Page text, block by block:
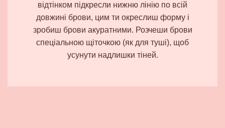
відтінком підкресли нижню лінію по всій
довжині брови, цим ти окреслиш форму і
зробиш брови акуратними. Розчеши брови
спеціальною щіточкою (як для туші), щоб
усунути надлишки тіней.